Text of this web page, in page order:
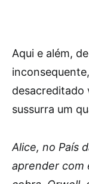
Aqui e além,
desacreditado
sussurra um
Alice, no País
aprender com